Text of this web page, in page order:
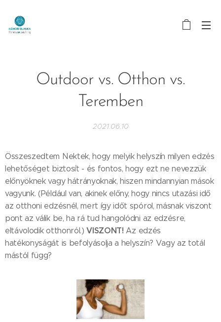
Outdoor vs. Otthon vs.
Teremben
2021.06.10
Összeszedtem Nektek, hogy melyik helyszín milyen edzés
lehetőséget biztosít - és fontos, hogy ezt ne nevezzük
előnyöknek vagy hátrányoknak, hiszen mindannyian mások
vagyunk. (Például van, akinek előny, hogy nincs utazási idő
az otthoni edzésnél, mert így időt spórol, másnak viszont
pont az válik be, ha rá tud hangolódni az edzésre,
eltávolodik otthonról.)VISZONT! Az edzés
hatékonyságát is befolyásolja a helyszín? Vagy az totál
mástól függ?